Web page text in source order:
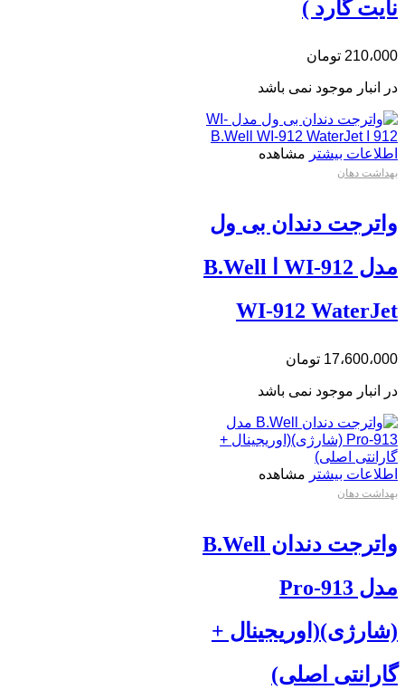
نایت گارد )
210،000 تومان
در انبار موجود نمی باشد
اطلاعات بیشتر مشاهده
بهداشت دهان
واترجت دندان بی ول
مدل WI-912 ا B.Well
WI-912 WaterJet
17،600،000 تومان
در انبار موجود نمی باشد
اطلاعات بیشتر مشاهده
بهداشت دهان
واترجت دندان B.Well
مدل Pro-913
(شارژی)(اوریجینال +
گارانتی اصلی)